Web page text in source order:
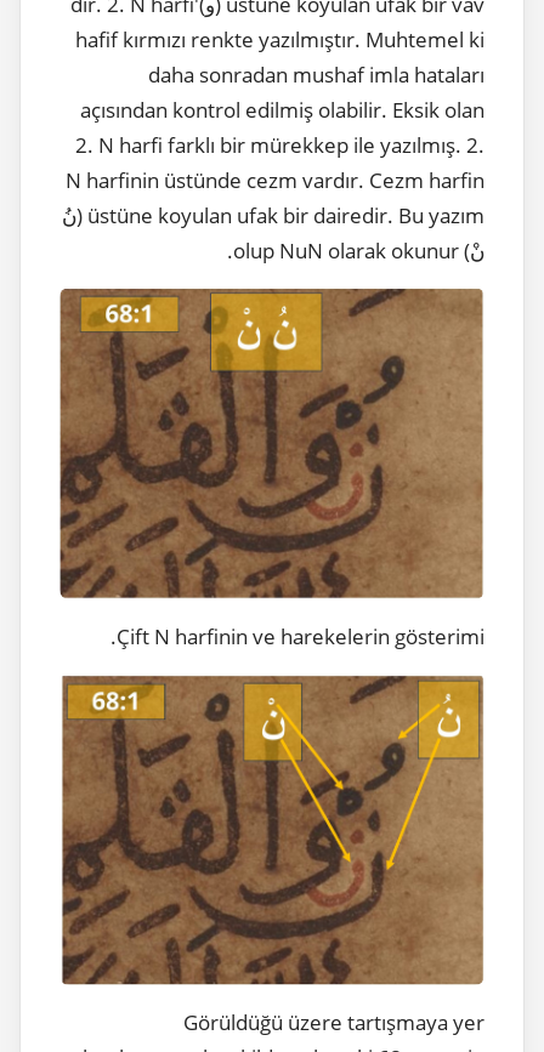
hafif kırmızı renkte yazılmıştır. Muhtemel ki
daha sonradan mushaf imla hataları
açısından kontrol edilmiş olabilir. Eksik olan
2. N harfi farklı bir mürekkep ile yazılmış. 2.
N harfinin üstünde cezm vardır. Cezm harfin
üstüne koyulan ufak bir dairedir. Bu yazım (نُ
نْ) olup NuN olarak okunur.
Çift N harfinin ve harekelerin gösterimi.
Görüldüğü üzere tartışmaya yer